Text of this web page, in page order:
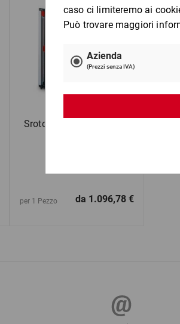
Srotolatori con taglierina
per 1 Pezzo da 1.096,78 €